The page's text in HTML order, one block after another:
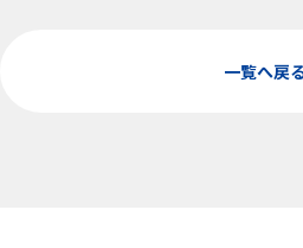
一覧へ戻